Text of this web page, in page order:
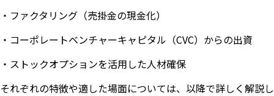
・ファクタリング（売掛金の現金化）
・コーポレートベンチャーキャピタル（CVC）からの出資
・ストックオプションを活用した人材確保
それぞれの特徴や適した場面については、以降で詳しく解説